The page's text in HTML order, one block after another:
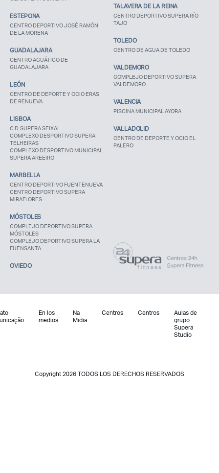
ESTEPONA
CENTRO DEPORTIVO JOSÉ RAMÓN
DE LA MORENA
GUADALAJARA
CENTRO ACUÁTICO DE
GUADALAJARA
LEÓN
CENTRO DE DEPORTE Y OCIO ERAS
DE RENUEVA
LISBOA
C.D. SUPERA SEIXAL
COMPLEXO DESPORTIVO SUPERA
TELHEIRAS
COMPLEXO DESPORTIVO MUNICIPAL
SUPERA AREEIRO
MARBELLA
CENTRO DEPORTIVO FUENTENUEVA
CENTRO DEPORTIVO SUPERA
MIRAFLORES
MÓSTOLES
COMPLEJO DEPORTIVO SUPERA
MÓSTOLES
COMPLEJO DEPORTIVO SUPERA LA
FUENSANTA
OVIEDO
TALAVERA DE LA REINA
CENTRO DEPORTIVO SUPERA RÍO
TAJO
TOLEDO
CENTRO DE AGUA DE TOLEDO
VALDEMORO
COMPLEJO DEPORTIVO SUPERA
VALDEMORO
VALENCIA
PISCINA MUNICIPAL AYORA
VALLADOLID
CENTRO DE DEPORTE Y OCIO EL
PALERO
En los
medios
Na
Midia
Centros Centros
Aulas de
grupo
Supera
Studio
Copyright 2026 TODOS LOS DERECHOS RESERVADOS